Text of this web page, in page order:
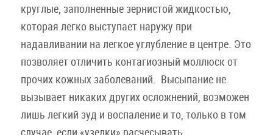
круглые, заполненные зернистой жидкостью,
которая легко выступает наружу при
надавливании на легкое углубление в центре. Это
позволяет отличить контагиозный моллюск от
прочих кожных заболеваний. Высыпание не
вызывает никаких других осложнений, возможен
лишь легкий зуд и воспаление и то, только в том